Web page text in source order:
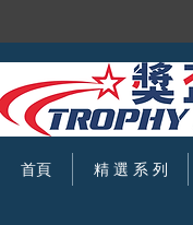
首頁 精 選 系 列